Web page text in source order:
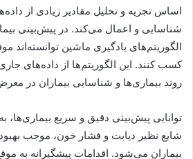
اساس تجزیه و تحلیل مقادیر زیادی از
شناسایی و اعمال می‌کند. در پیش‌بینی
الگوریتم‌های یادگیری ماشین
کسب کنند. این الگوریتم‌ها از داده‌های
روند بیماری‌ها و شناسایی بیماران در
توانایی پیش‌بینی دقیق و سریع بیماری‌ها،
شایع نظیر دیابت و فشار خون، موجب
بیماران می‌شود. اقدامات پیشگیرانه به